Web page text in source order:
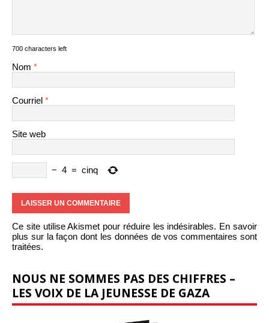
700 characters left
Nom *
Courriel *
Site web
− 4 = cinq
Ce site utilise Akismet pour réduire les indésirables. En savoir
plus sur la façon dont les données de vos commentaires sont
traitées.
NOUS NE SOMMES PAS DES CHIFFRES –
LES VOIX DE LA JEUNESSE DE GAZA